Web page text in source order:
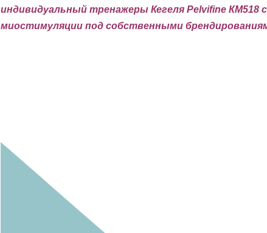
индивидуальный тренажеры Кегеля Pelvifine КМ518
миостимуляции под собственными